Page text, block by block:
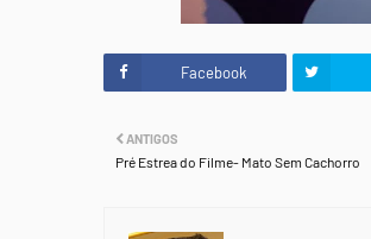
Facebook
ANTIGOS
Pré Estrea do Filme- Mato Sem Cachorro